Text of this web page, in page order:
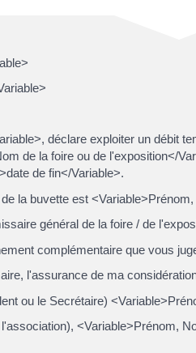
déclare exploiter un débit
de la foire ou de l'exposition</
de fin</Variable>.
la buvette est
général de la foire / de
complémentaire que vous
l'assurance de ma
ou le Secrétaire)
<Variable>Prénom,